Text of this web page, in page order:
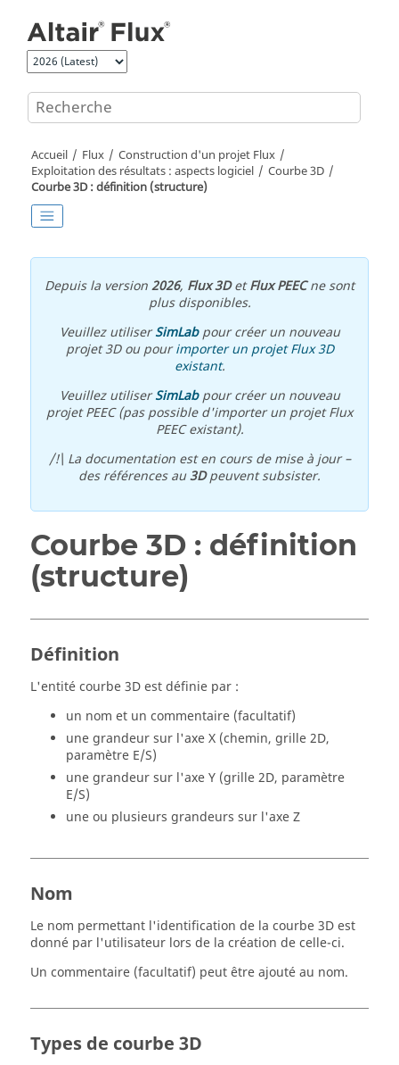
Accueil Flux
Construction d'un projet Flux
Exploitation des résultats : aspects logiciel
Courbe 3D
Courbe 3D : définition (structure)
Depuis la version2026, Flux 3DetFlux PEECne sont
plus disponibles.
Veuillez utiliserSimLabpour créer un nouveau
projet 3D ou pourimporter un projet Flux 3D
existant.
Veuillez utiliserSimLabpour créer un nouveau
projet PEEC (pas possible d'importer un projet Flux
PEEC existant).
/!\ La documentation est en cours de mise à jour –
des références au3Dpeuvent subsister.
Courbe 3D : définition
(structure)
Définition
L'entité courbe 3D est définie par :
un nom et un commentaire (facultatif)
une grandeur sur l'axe X (chemin, grille 2D,
paramètre E/S)
une grandeur sur l'axe Y (grille 2D, paramètre
E/S)
une ou plusieurs grandeurs sur l'axe Z
Nom
Le nom permettant l'identification de la courbe 3D est
donné par l'utilisateur lors de la création de celle-ci.
Un commentaire (facultatif) peut être ajouté au nom.
Types de courbe 3D